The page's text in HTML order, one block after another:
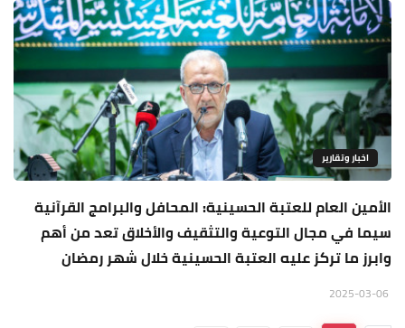
اخبار وتقارير
الأمين العام للعتبة الحسينية: المحافل والبرامج القرآنية
سيما في مجال التوعية والتثقيف والأخلاق تعد من أهم
وابرز ما تركز عليه العتبة الحسينية خلال شهر رمضان